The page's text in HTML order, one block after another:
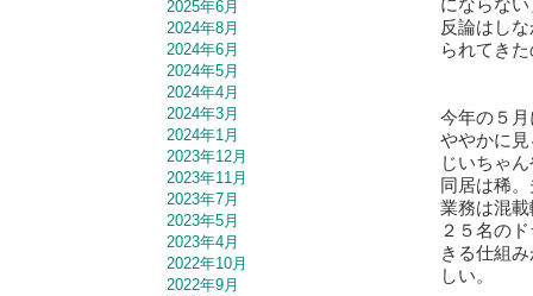
2025年6月
2024年8月
2024年6月
2024年5月
2024年4月
2024年3月
2024年1月
2023年12月
2023年11月
2023年7月
2023年5月
2023年4月
2022年10月
2022年9月
にならな
反論はし
られてき
今年の５
ややかに
じいちゃ
同居は稀
業務は混
２５名の
きる仕組
しい。